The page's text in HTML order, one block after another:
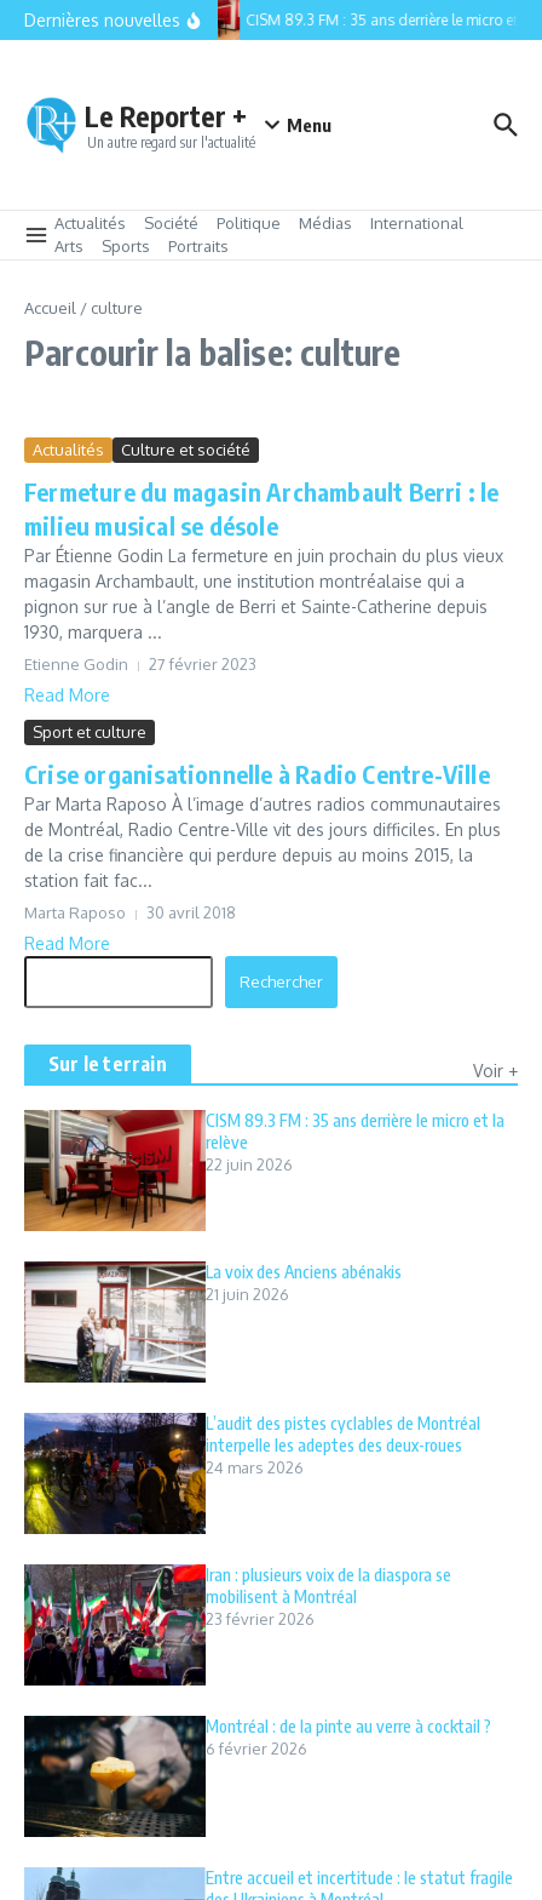
Aller au contenu
Dernières nouvelles CISM 89.3 FM : 35 ans derrière le micro et la
Le Reporter +
Un autre regard sur l'actualité
Menu
Actualités Société Politique Médias
International
Arts
Sports Portraits
Accueil / culture
Parcourir la balise: culture
Actualités Culture et société
Fermeture du magasin Archambault Berri : le
milieu musical se désole
Par Étienne Godin La fermeture en juin prochain du plus vieux
magasin Archambault, une institution montréalaise qui a
pignon sur rue à l’angle de Berri et Sainte-Catherine depuis
1930, marquera ...
Etienne Godin 27 février 2023
Read More
Sport et culture
Crise organisationnelle à Radio Centre-Ville
Par Marta Raposo À l’image d’autres radios communautaires
de Montréal, Radio Centre-Ville vit des jours difficiles. En plus
de la crise financière qui perdure depuis au moins 2015, la
station fait fac...
Marta Raposo 30 avril 2018
Read More
Rechercher
Sur le terrain Voir +
CISM 89.3 FM : 35 ans derrière le micro et la
relève
22 juin 2026
La voix des Anciens abénakis
21 juin 2026
L’audit des pistes cyclables de Montréal
interpelle les adeptes des deux-roues
24 mars 2026
Iran : plusieurs voix de la diaspora se
mobilisent à Montréal
23 février 2026
Montréal : de la pinte au verre à cocktail ?
6 février 2026
Entre accueil et incertitude : le statut fragile